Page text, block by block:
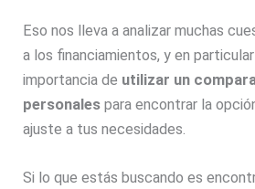
Eso nos lleva a analizar muchas
a los financiamientos, y en
importancia de utilizar un
personalespara encontrar la
ajuste a tus necesidades.
Si lo que estás buscando es